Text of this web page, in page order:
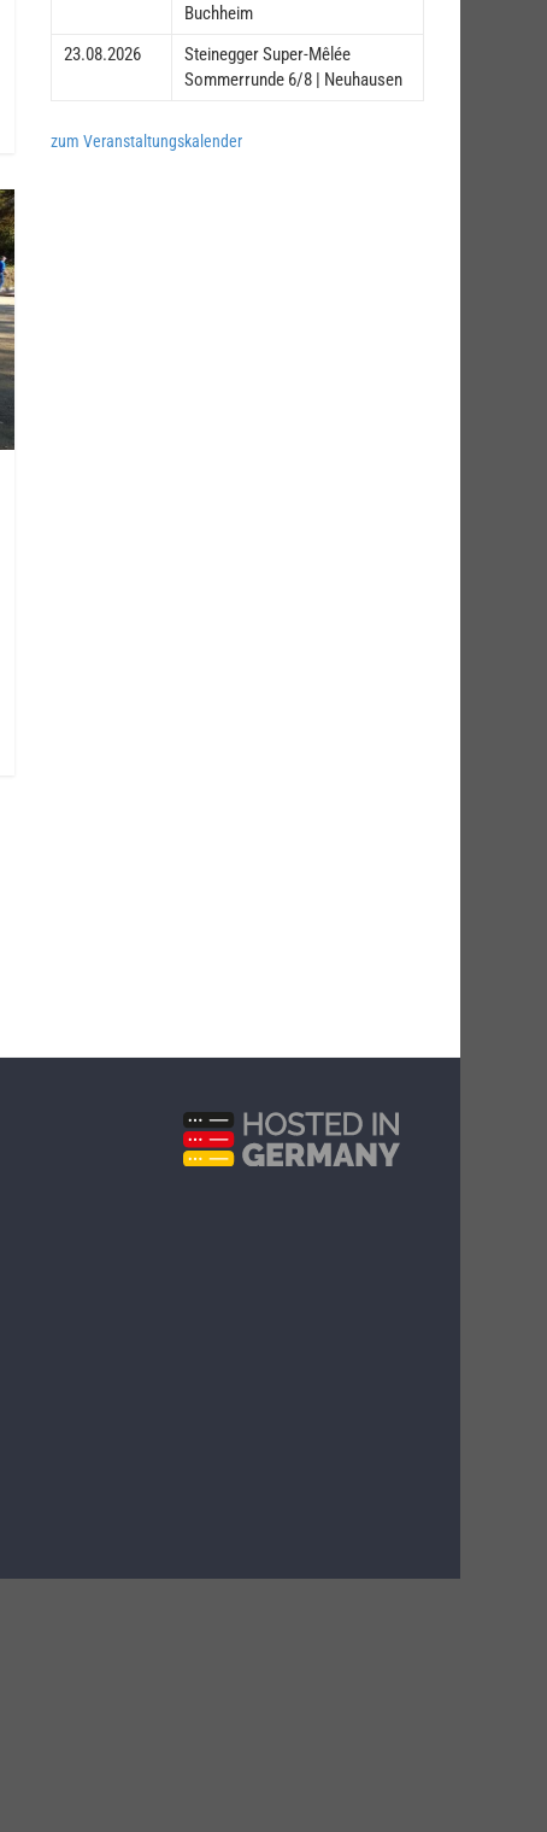
Buchheim
23.08.2026
Steinegger Super-Mêlée
Sommerrunde 6/8 | Neuhausen
zum Veranstaltungskalender